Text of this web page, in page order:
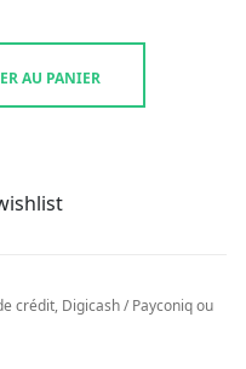
AU PANIER
crédit, Digicash / Payconiq ou